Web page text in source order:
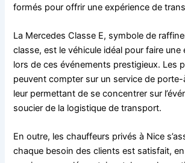
formés pour offrir une expérience de
La Mercedes Classe E, symbole de
classe, est le véhicule idéal pour faire une
lors de ces événements prestigieux. Les
peuvent compter sur un service de
leur permettant de se concentrer sur
soucier de la logistique de transport.
En outre, les chauffeurs privés à Nice
chaque besoin des clients est satisfait,